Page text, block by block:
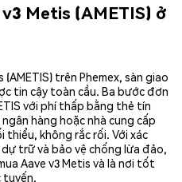
Metis (AMETIS) ở
(AMETIS) trên Phemex, sàn giao
tin cậy toàn cầu. Ba bước đơn
với phí thấp bằng thẻ tín
hàng hoặc nhà cung cấp
không rắc rối. Với xác
trữ và bảo vệ chống lừa đảo,
Aave v3 Metis và là nơi tốt
tuyến.